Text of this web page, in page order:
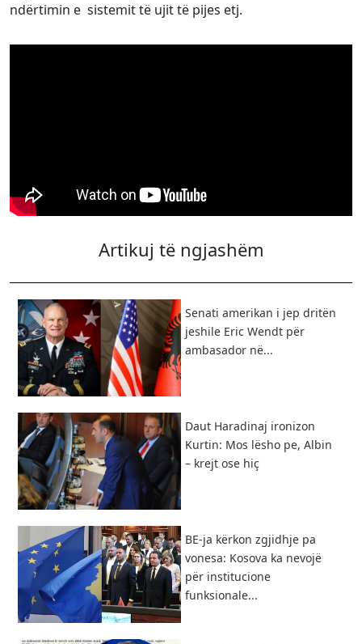
ndërtimin e sistemit të ujit të pijes etj.
Artikuj të ngjashëm
Senati amerikan i jep dritën
jeshile Eric Wendt për
ambasador në...
Daut Haradinaj ironizon
Kurtin: Mos lësho pe, Albin
– krejt ose hiç
BE-ja kërkon zgjidhje pa
vonesa: Kosova ka nevojë
për institucione
funksionale...